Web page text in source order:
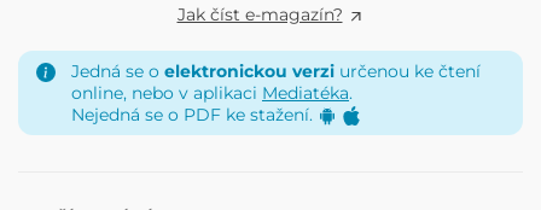
Jak číst e-magazín?
Jedná se o elektronickou verzi určenou ke čtení
online, nebo v aplikaci Mediatéka.
Nejedná se o PDF ke stažení.